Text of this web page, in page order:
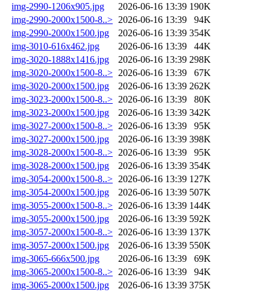
img-2990-1206x905.jpg
2026-06-16 13:39 190K
img-2990-2000x1500-8..> 2026-06-16 13:39
94K
img-2990-2000x1500.jpg
2026-06-16 13:39 354K
img-3010-616x462.jpg
2026-06-16 13:39
44K
img-3020-1888x1416.jpg
2026-06-16 13:39 298K
img-3020-2000x1500-8..> 2026-06-16 13:39
67K
img-3020-2000x1500.jpg
2026-06-16 13:39 262K
img-3023-2000x1500-8..> 2026-06-16 13:39
80K
img-3023-2000x1500.jpg
2026-06-16 13:39 342K
img-3027-2000x1500-8..> 2026-06-16 13:39
95K
img-3027-2000x1500.jpg
2026-06-16 13:39 398K
img-3028-2000x1500-8..> 2026-06-16 13:39
95K
img-3028-2000x1500.jpg
2026-06-16 13:39 354K
img-3054-2000x1500-8..> 2026-06-16 13:39 127K
img-3054-2000x1500.jpg
2026-06-16 13:39 507K
img-3055-2000x1500-8..> 2026-06-16 13:39 144K
img-3055-2000x1500.jpg
2026-06-16 13:39 592K
img-3057-2000x1500-8..> 2026-06-16 13:39 137K
img-3057-2000x1500.jpg
2026-06-16 13:39 550K
img-3065-666x500.jpg
2026-06-16 13:39
69K
img-3065-2000x1500-8..> 2026-06-16 13:39
94K
img-3065-2000x1500.jpg
2026-06-16 13:39 375K